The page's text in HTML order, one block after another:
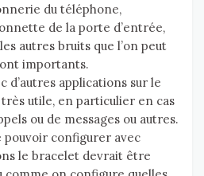
du téléphone,
de la porte d’entrée,
autres bruits que l’on peut
importants.
d’autres applications sur le
utile, en particulier en cas
ou de messages ou autres.
pouvoir configurer avec
le bracelet devrait être